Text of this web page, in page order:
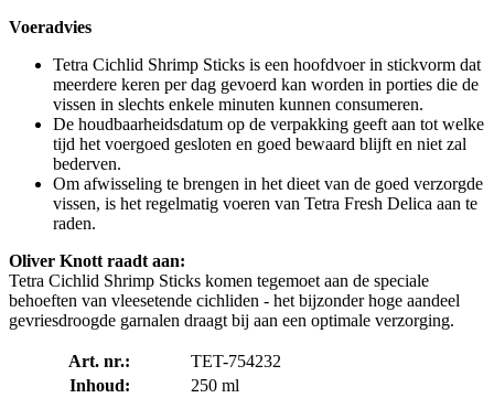
Voeradvies
Tetra Cichlid Shrimp Sticks is een hoofdvoer in stickvorm dat
meerdere keren per dag gevoerd kan worden in porties die de
vissen in slechts enkele minuten kunnen consumeren.
De houdbaarheidsdatum op de verpakking geeft aan tot welke
tijd het voergoed gesloten en goed bewaard blijft en niet zal
bederven.
Om afwisseling te brengen in het dieet van de goed verzorgde
vissen, is het regelmatig voeren van Tetra Fresh Delica aan te
raden.
Oliver Knott raadt aan:
Tetra Cichlid Shrimp Sticks komen tegemoet aan de speciale
behoeften van vleesetende cichliden - het bijzonder hoge aandeel
gevriesdroogde garnalen draagt ​​bij aan een optimale verzorging.
Art. nr.:
TET-754232
Inhoud:
250 ml